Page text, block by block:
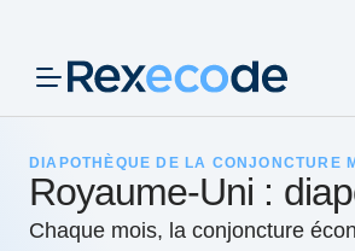
DIAPOTHÈQUE DE LA CONJONCTURE
Royaume-Uni :
Chaque mois, la conjoncture